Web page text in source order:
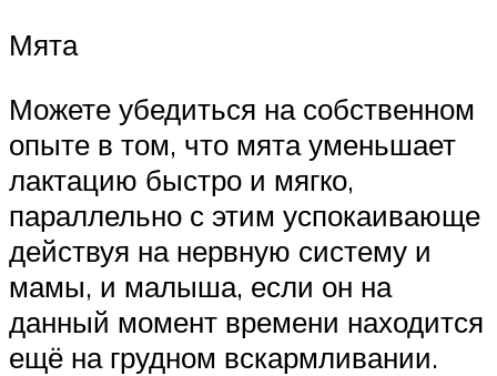
Мята
Можете убедиться на собственном
опыте в том, что мята уменьшает
лактацию быстро и мягко,
параллельно с этим успокаивающе
действуя на нервную систему и
мамы, и малыша, если он на
данный момент времени находится
ещё на грудном вскармливании.